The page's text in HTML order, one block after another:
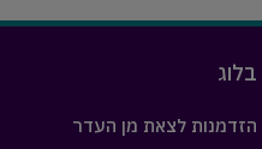
בלוג
הזדמנות לצאת מן העדר